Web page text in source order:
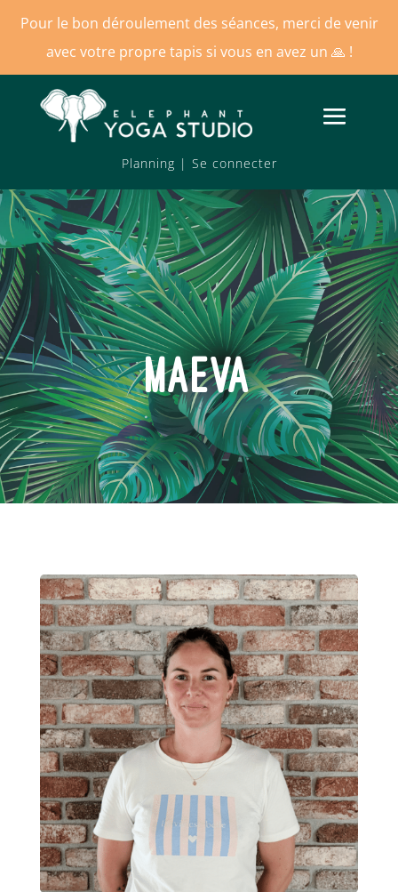
Pour le bon déroulement des séances, merci de venir
avec votre propre tapis si vous en avez un 🙏 !
Planning | Se connecter
MAEVA